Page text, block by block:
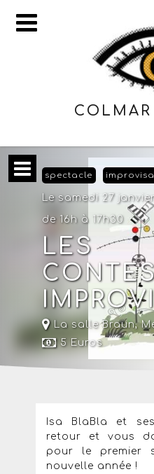
spectacle
Le samedi 27
de 16h à 17h30
LES
La salle Braun,
5 Euros
Isa BlaBla et
retour et vous
pour le premier
nouvelle année !